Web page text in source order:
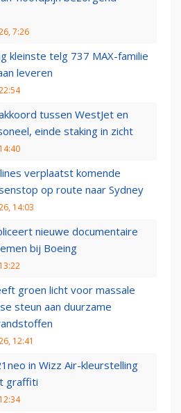
7:26
kleinste telg 737 MAX-familie
leveren
tussen WestJet en
einde staking in zicht
verplaatst komende
op route naar Sydney
14:03
nieuwe documentaire
bij Boeing
groen licht voor massale
steun aan duurzame
12:41
in Wizz Air-kleurstelling
graffiti